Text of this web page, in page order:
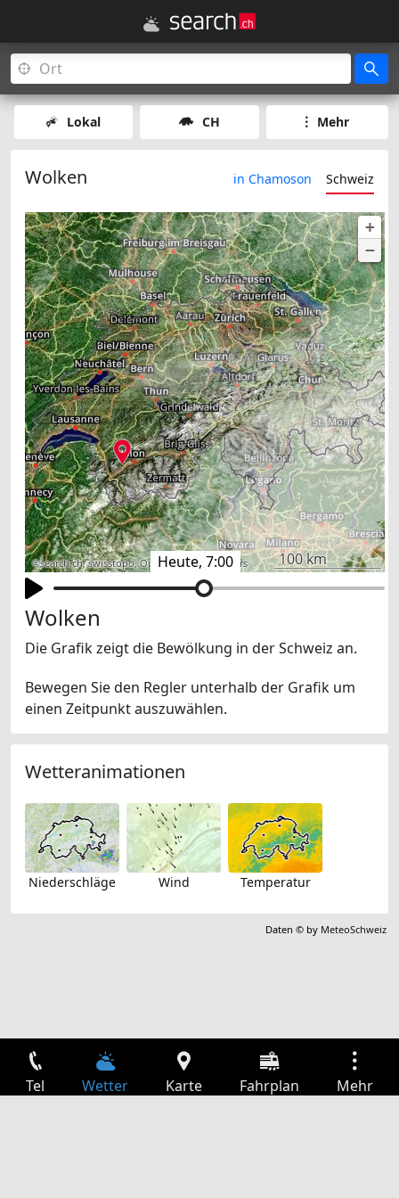
Lokal CH Mehr
Wolken in Chamoson Schweiz
Heute, 7:00
+
−
©search.ch,swisstopo,OpenStreetMap,others 100 km
Wolken
Die Grafik zeigt die Bewölkung in der Schweiz an.
Bewegen Sie den Regler unterhalb der Grafik um
einen Zeitpunkt auszuwählen.
Wetteranimationen
Niederschläge Wind Temperatur
Daten © by MeteoSchweiz
Tel Wetter Karte Fahrplan Mehr